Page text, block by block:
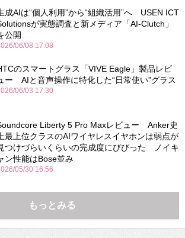
成AIは“個人利用”から“組織活用”へ USEN ICT
が実態調査と新メディア「AI-Clutch」
公開
06/08 17:08
のスマートグラス「VIVE Eagle」製品レビ
ー AIと音声操作に特化した“日常使い”グラス
06/03 17:30
Liberty 5 Pro Maxレビュー Anker史
最上位クラスのAIワイヤレスイヤホンは弱点が
つけづらいくらいの完成度にびびった ノイキ
ン性能はBose並み
05/30 16:56
もっとみる